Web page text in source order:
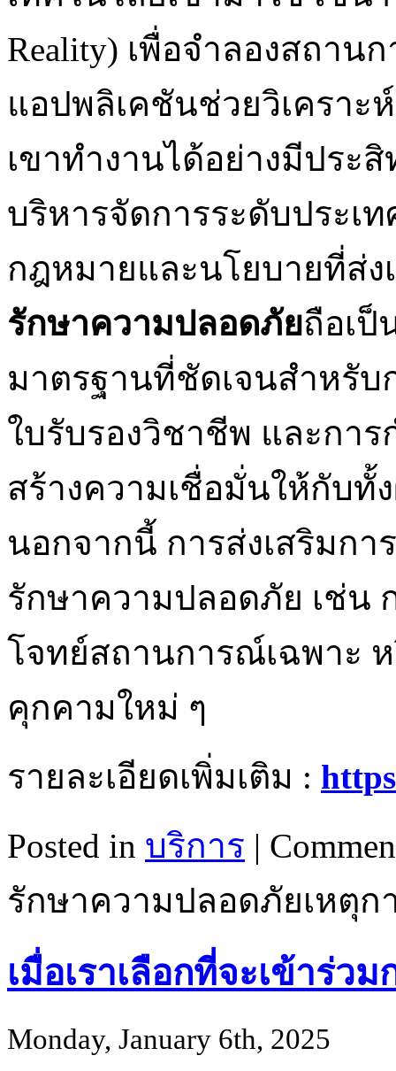
Reality) เพื่อจำลองสถา
แอปพลิเคชันช่วยวิเคราะ
เขาทำงานได้อย่างมีประ
บริหารจัดการระดับประเ
กฎหมายและนโยบายที่ส่
รักษาความปลอดภัยถือเ
มาตรฐานที่ชัดเจนสำหรับ
ใบรับรองวิชาชีพ และกา
สร้างความเชื่อมั่นให้กับทั้
นอกจากนี้ การส่งเสริมก
รักษาความปลอดภัย เช่น
โจทย์สถานการณ์เฉพาะ
คุกคามใหม่ ๆ
รายละเอียดเพิ่มเติม :
Posted in บริการ |
รักษาความปลอดภัยเหตุก
เมื่อเราเลือกที่จะเข้าร่ว
Monday, January 6th, 2025